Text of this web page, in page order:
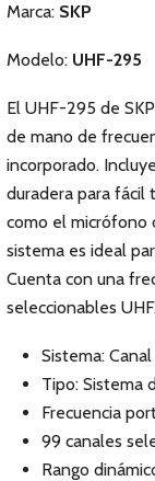
Marca: SKP
Modelo: UHF-295
El UHF-295 de
de mano de
incorporado.
duradera para
como el micrófono
sistema es ideal
Cuenta con una
seleccionables
Sistema:
Tipo: Sistema
Frecuencia
99 canales
Rango